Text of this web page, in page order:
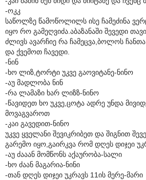
-ოკკ
საწოლზე წამოწოლილს ისე ჩამეძინა ვერც
იყო რო გამეღვიძა.აბაზანაში შევედი
ძლივს ავარჩიე რა ჩამეცვა,ბოლოს
და ქვემოთ ჩავედი.
-ნინ
-ხო ლიზ,ტორტი უკვე გაოვიტანე-ნინო
-აუ მადლობა ნინ
-რა ლამაზი ხარ ლიზზ-ნინო
-წავიდეთ ხო უკვე,ცოტა ადრე უნდა
მოვაგვაროთ
-კაი გავედით-ნინო
უკვე ყველანი შევიკრიბეთ და შიგნით
გარემო იყო,გაირკვა რომ დღეს დიჯეი
-აუ ძააან მომწონს აქაურობა-სალი
-ხო ძაან მაგარია-ნინი
-თან დღეს დიჯეი უკრავს 11ის მერე-მარი